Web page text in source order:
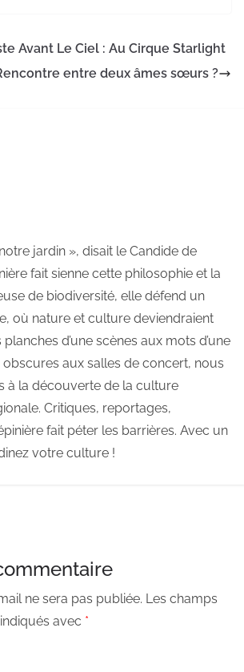
Avant Le Ciel : Au Cirque Starlight
entre deux âmes sœurs ?
jardin », disait le Candide de
fait sienne cette philosophie et la
de biodiversité, elle défend un
où nature et culture deviendraient
d’une scènes aux mots d’une
obscures aux salles de concert, nous
à la découverte de la culture
Critiques, reportages,
fait péter les barrières. Avec un
votre culture !
ne sera pas publiée. Les champs
avec *